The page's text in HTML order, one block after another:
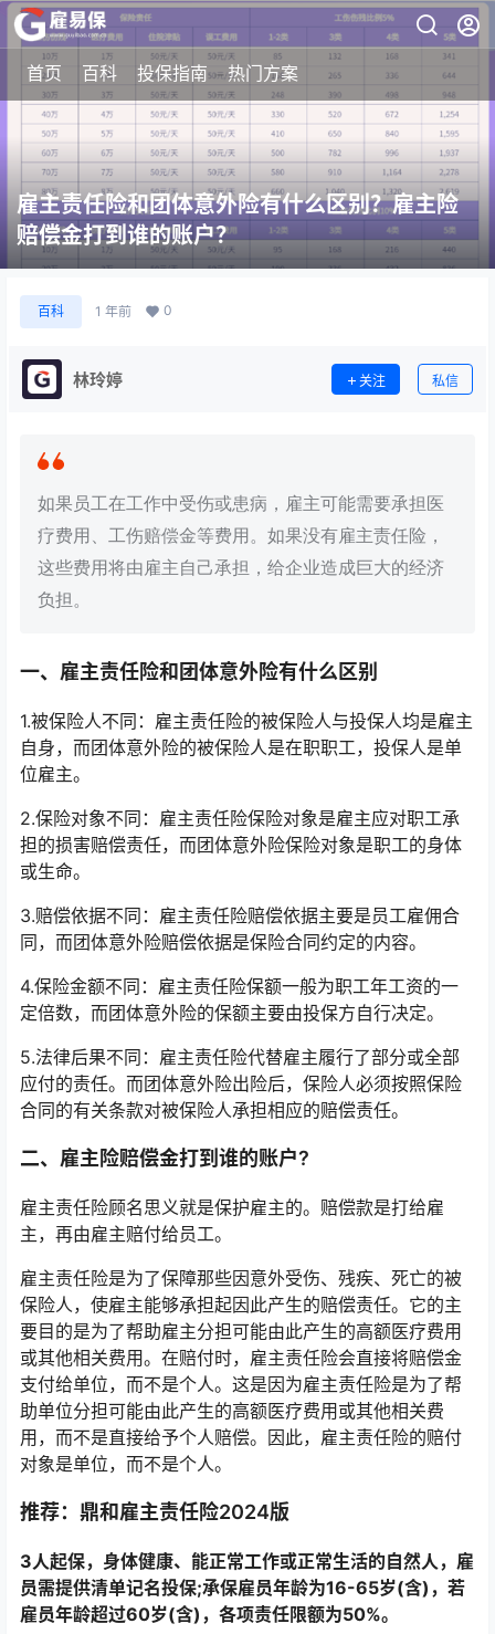
首页 百科 投保指南 热门方案
雇主责任险和团体意外险有什么区别？雇主险
赔偿金打到谁的账户？
百科 1 年前 0
林玲婷 关注 私信
如果员工在工作中受伤或患病，雇主可能需要承担医
疗费用、工伤赔偿金等费用。如果没有雇主责任险，
这些费用将由雇主自己承担，给企业造成巨大的经济
负担。
一、雇主责任险和团体意外险有什么区别
1.被保险人不同：雇主责任险的被保险人与投保人均是雇主
自身，而团体意外险的被保险人是在职职工，投保人是单
位雇主。
2.保险对象不同：雇主责任险保险对象是雇主应对职工承
担的损害赔偿责任，而团体意外险保险对象是职工的身体
或生命。
3.赔偿依据不同：雇主责任险赔偿依据主要是员工雇佣合
同，而团体意外险赔偿依据是保险合同约定的内容。
4.保险金额不同：雇主责任险保额一般为职工年工资的一
定倍数，而团体意外险的保额主要由投保方自行决定。
5.法律后果不同：雇主责任险代替雇主履行了部分或全部
应付的责任。而团体意外险出险后，保险人必须按照保险
合同的有关条款对被保险人承担相应的赔偿责任。
二、雇主险赔偿金打到谁的账户?
雇主责任险顾名思义就是保护雇主的。赔偿款是打给雇
主，再由雇主赔付给员工。
雇主责任险是为了保障那些因意外受伤、残疾、死亡的被
保险人，使雇主能够承担起因此产生的赔偿责任。它的主
要目的是为了帮助雇主分担可能由此产生的高额医疗费用
或其他相关费用。在赔付时，雇主责任险会直接将赔偿金
支付给单位，而不是个人。这是因为雇主责任险是为了帮
助单位分担可能由此产生的高额医疗费用或其他相关费
用，而不是直接给予个人赔偿。因此，雇主责任险的赔付
对象是单位，而不是个人。
推荐：鼎和雇主责任险2024版
3人起保，身体健康、能正常工作或正常生活的自然人，雇
员需提供清单记名投保;承保雇员年龄为16-65岁(含)，若
雇员年龄超过60岁(含)，各项责任限额为50%。